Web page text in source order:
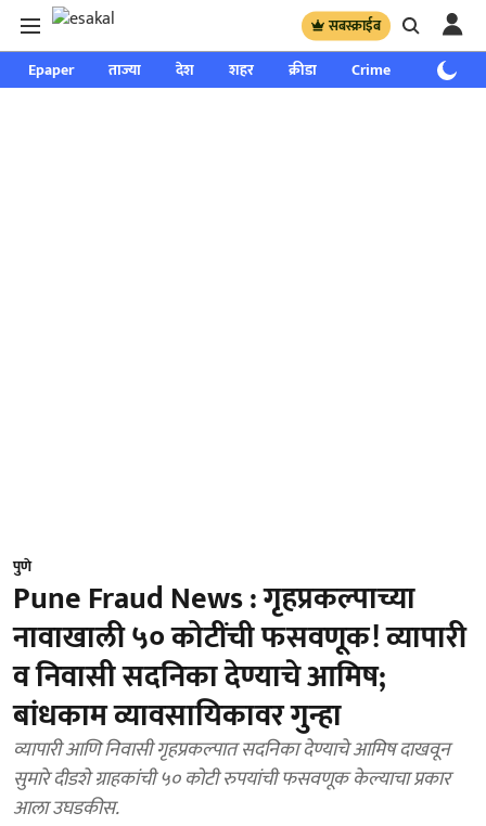
सबस्क्राईब
Epaper ताज्या देश शहर क्रीडा Crime साप्ताहिक
पुणे
Pune Fraud News : गृहप्रकल्पाच्या
नावाखाली ५० कोटींची फसवणूक! व्यापारी
व निवासी सदनिका देण्याचे आमिष;
बांधकाम व्यावसायिकावर गुन्हा
व्यापारी आणि निवासी गृहप्रकल्पात सदनिका देण्याचे आमिष दाखवून
सुमारे दीडशे ग्राहकांची ५० कोटी रुपयांची फसवणूक केल्याचा प्रकार
आला उघडकीस.